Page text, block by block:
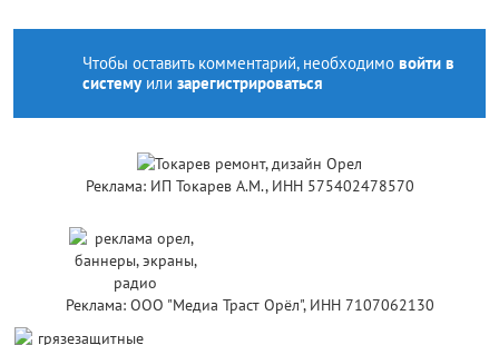
Чтобы оставить комментарий, необходимо войти в
системуили зарегистрироваться
Реклама: ИП Токарев А.М., ИНН 575402478570
Реклама: ООО "Медиа Траст Орёл", ИНН 7107062130